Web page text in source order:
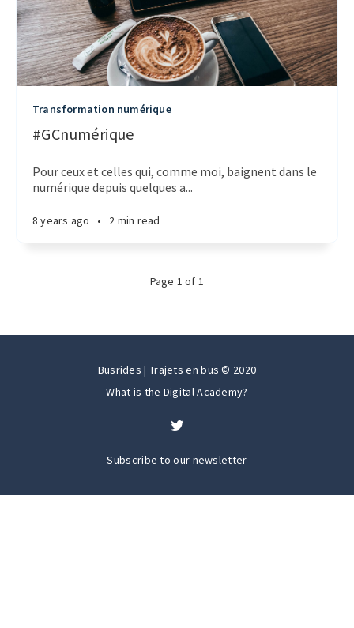
Transformation numérique
#GCnumérique
Pour ceux et celles qui, comme moi, baignent dans le
numérique depuis quelques a...
8 years ago • 2 min read
Page 1of 1
Busrides | Trajets en bus © 2020
What is the Digital Academy?
Subscribe to our newsletter